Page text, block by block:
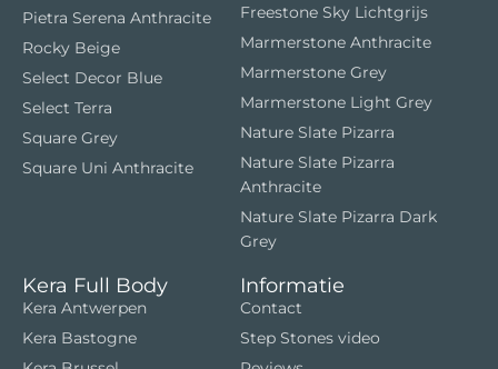
Pietra Serena Anthracite
Rocky Beige
Select Decor Blue
Select Terra
Square Grey
Square Uni Anthracite
Freestone Sky Lichtgrijs
Marmerstone Anthracite
Marmerstone Grey
Marmerstone Light Grey
Nature Slate Pizarra
Nature Slate Pizarra
Anthracite
Nature Slate Pizarra Dark
Grey
Kera Full Body
Kera Antwerpen
Kera Bastogne
Informatie
Contact
Step Stones video